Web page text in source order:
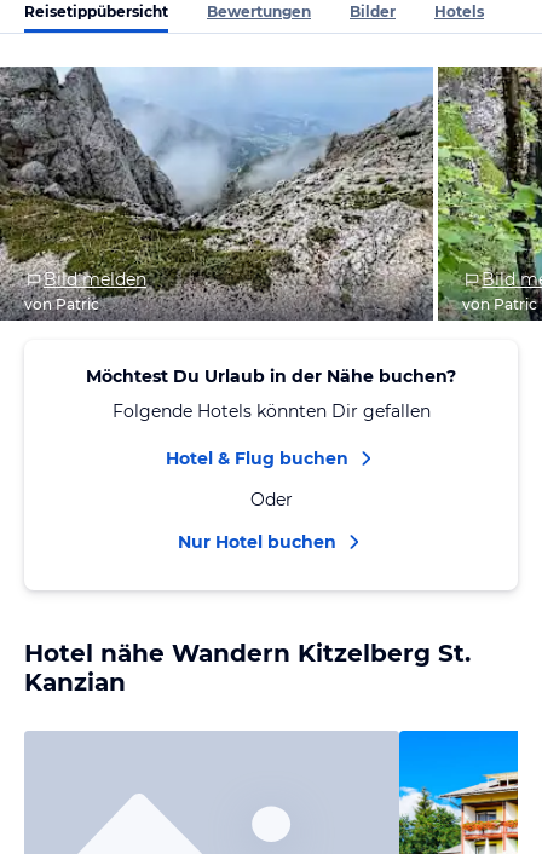
Reisetippübersicht Bewertungen Bilder Hotels
Bild melden
von Patric
Bild
von Patric
Möchtest Du Urlaub in der Nähe buchen?
Folgende Hotels könnten Dir gefallen
Hotel & Flug buchen
Oder
Nur Hotel buchen
Hotel nähe Wandern Kitzelberg St.
Kanzian